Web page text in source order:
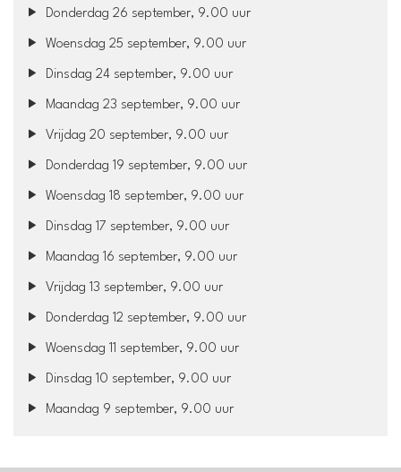
Donderdag 26 september, 9.00 uur
Woensdag 25 september, 9.00 uur
Dinsdag 24 september, 9.00 uur
Maandag 23 september, 9.00 uur
Vrijdag 20 september, 9.00 uur
Donderdag 19 september, 9.00 uur
Woensdag 18 september, 9.00 uur
Dinsdag 17 september, 9.00 uur
Maandag 16 september, 9.00 uur
Vrijdag 13 september, 9.00 uur
Donderdag 12 september, 9.00 uur
Woensdag 11 september, 9.00 uur
Dinsdag 10 september, 9.00 uur
Maandag 9 september, 9.00 uur